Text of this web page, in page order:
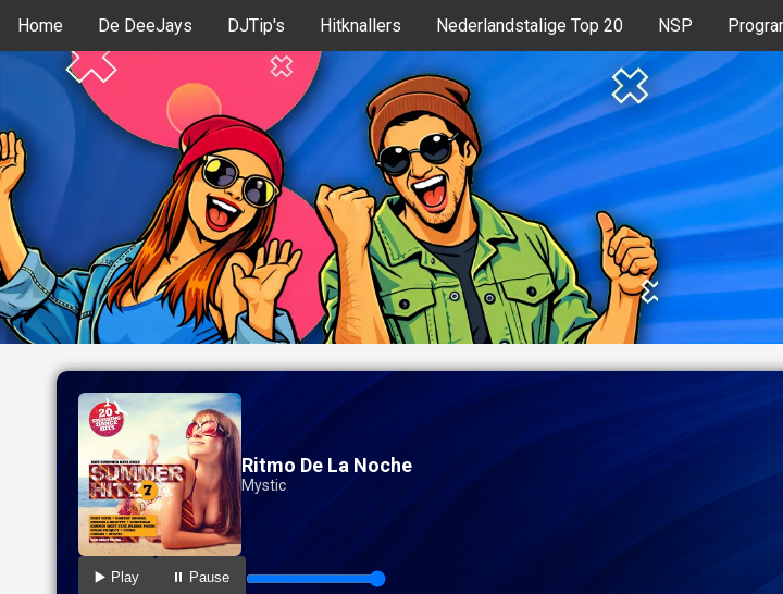
Home De DeeJays DJTip's Hitknallers Nederlandstalige Top 20 NSP
Ritmo De La Noche
Mystic
▶️ Play ⏸️ Pause